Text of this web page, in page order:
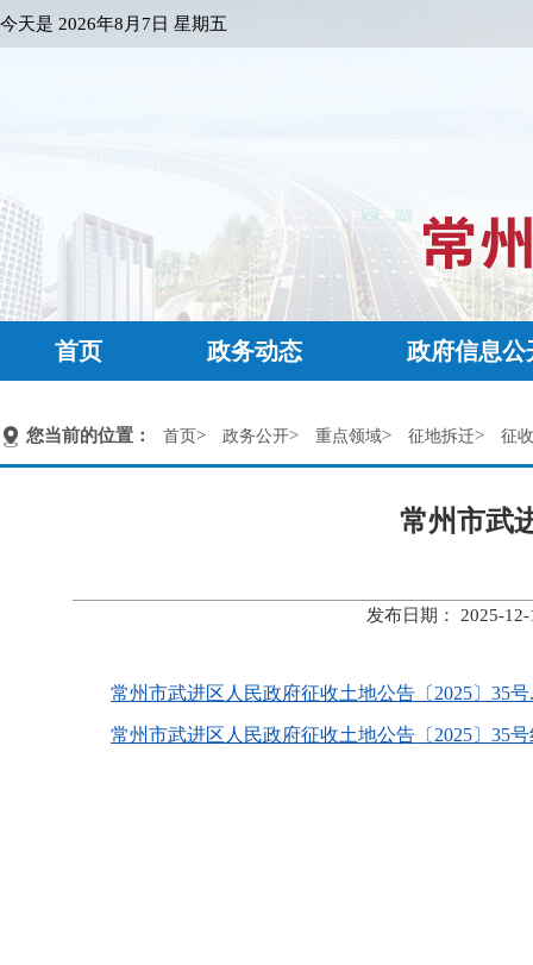
今天是 2026年8月7日 星期五
首页 政务动态 政府信息公
您当前的位置： 首页> 政务公开> 重点领域> 征地拆迁> 征
常州市武
发布日期： 2025-
常州市武进区人民政府征收土地公告〔2025〕35号
常州市武进区人民政府征收土地公告〔2025〕35